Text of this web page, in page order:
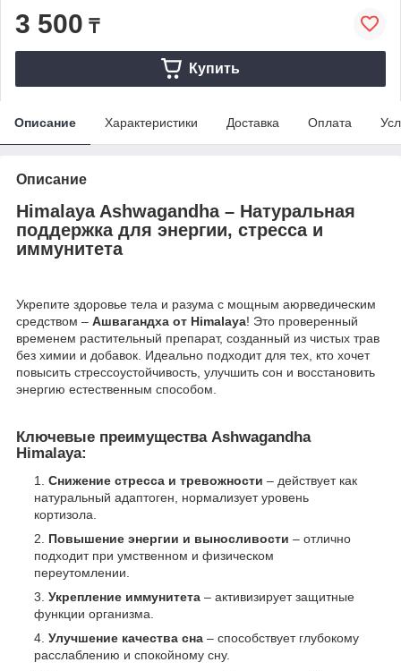
3 500 ₸
Купить
Описание Характеристики Доставка Оплата
Описание
Himalaya Ashwagandha – Натуральная
поддержка для энергии, стресса и
иммунитета
Укрепите здоровье тела и разума с мощным аюрведическим
средством – Ашвагандха от Himalaya! Это проверенный
временем растительный препарат, созданный из чистых трав
без химии и добавок. Идеально подходит для тех, кто хочет
повысить стрессоустойчивость, улучшить сон и восстановить
энергию естественным способом.
Ключевые преимущества Ashwagandha
Himalaya:
Снижение стресса и тревожности – действует как
натуральный адаптоген, нормализует уровень
кортизола.
Повышение энергии и выносливости – отлично
подходит при умственном и физическом
переутомлении.
Укрепление иммунитета – активизирует защитные
функции организма.
Улучшение качества сна – способствует глубокому
расслаблению и спокойному сну.